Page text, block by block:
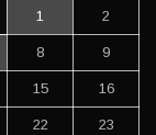
1 2
8 9
15 16
22 23